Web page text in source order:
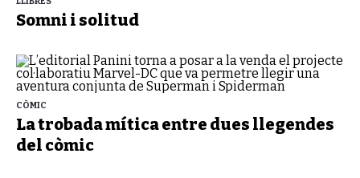
Somni i solitud
CÒMIC
La trobada mítica entre dues llegendes
del còmic